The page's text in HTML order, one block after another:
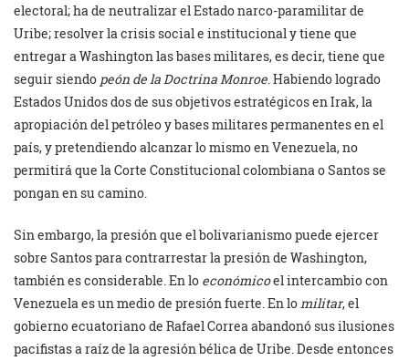
electoral; ha de neutralizar el Estado narco-paramilitar de
Uribe; resolver la crisis social e institucional y tiene que
entregar a Washington las bases militares, es decir, tiene que
seguir siendo peón de la Doctrina Monroe. Habiendo logrado
Estados Unidos dos de sus objetivos estratégicos en Irak, la
apropiación del petróleo y bases militares permanentes en el
país, y pretendiendo alcanzar lo mismo en Venezuela, no
permitirá que la Corte Constitucional colombiana o Santos se
pongan en su camino.
Sin embargo, la presión que el bolivarianismo puede ejercer
sobre Santos para contrarrestar la presión de Washington,
también es considerable. En lo económicoel intercambio con
Venezuela es un medio de presión fuerte. En lomilitar, el
gobierno ecuatoriano de Rafael Correa abandonó sus ilusiones
pacifistas a raíz de la agresión bélica de Uribe. Desde entonces